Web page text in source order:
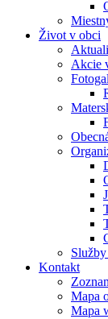
Život v obci
Akcie
Kontakt
Mapa
Mapa